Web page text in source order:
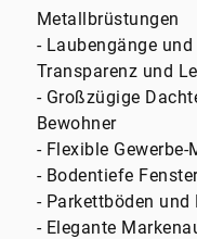
Metallbrüstungen
- Laubengänge
Transparenz und
- Großzügige
Bewohner
- Flexible
- Bodentiefe
- Parkettböden
- Elegante